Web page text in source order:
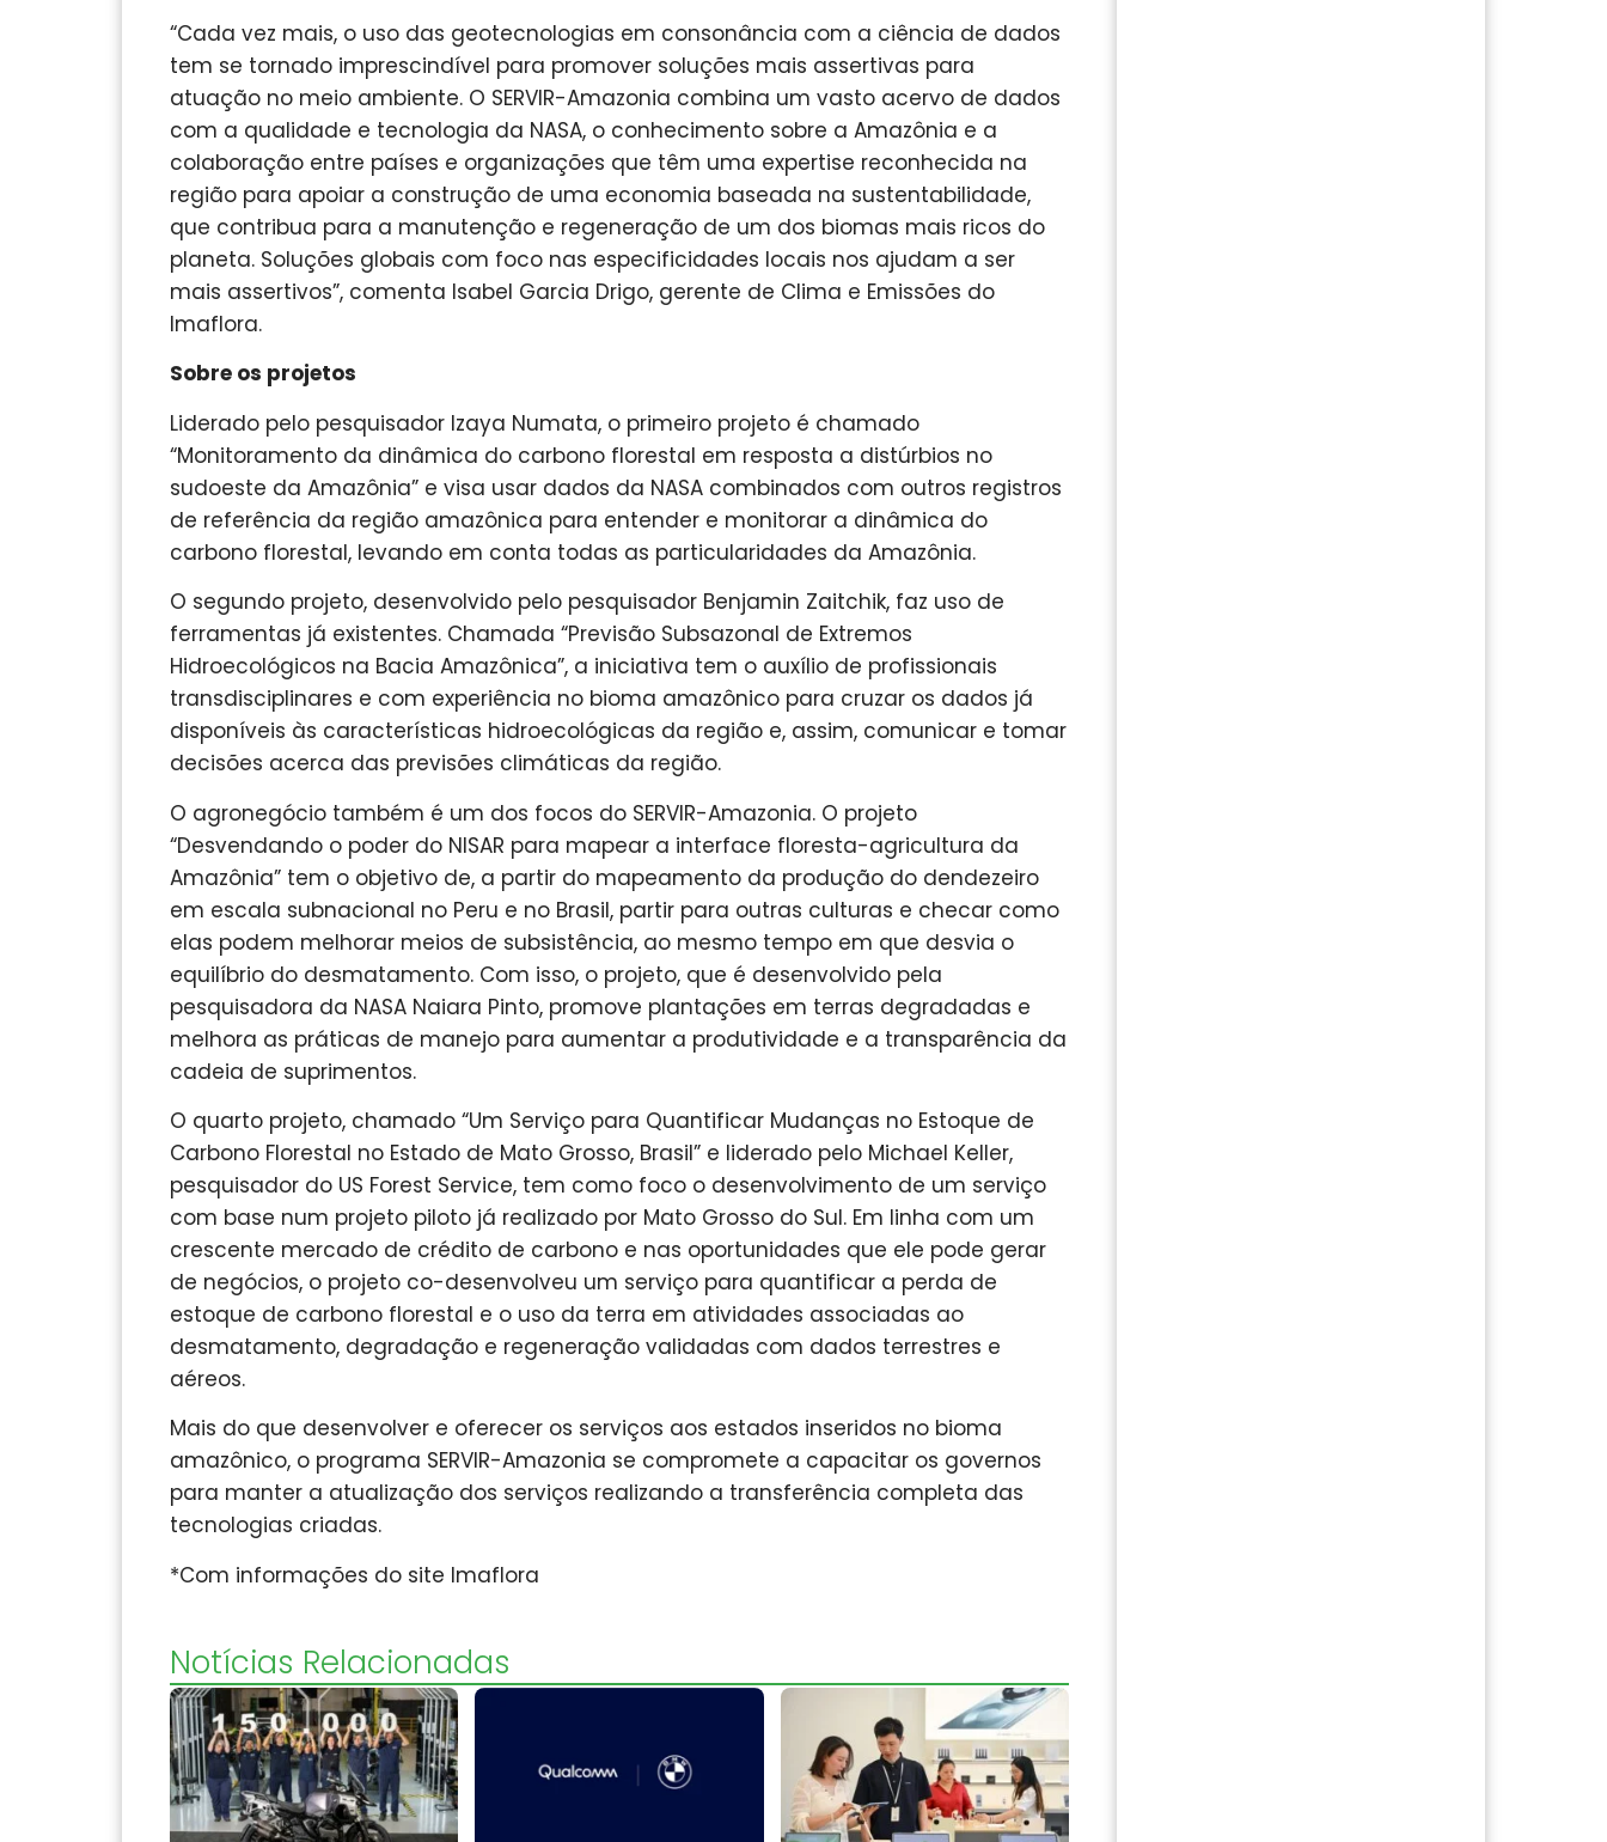
“Cada vez mais, o uso das geotecnologias em consonância com a ciência de dados
tem se tornado imprescindível para promover soluções mais assertivas para
atuação no meio ambiente. O SERVIR-Amazonia combina um vasto acervo de dados
com a qualidade e tecnologia da NASA, o conhecimento sobre a Amazônia e a
colaboração entre países e organizações que têm uma expertise reconhecida na
região para apoiar a construção de uma economia baseada na sustentabilidade,
que contribua para a manutenção e regeneração de um dos biomas mais ricos do
planeta. Soluções globais com foco nas especificidades locais nos ajudam a ser
mais assertivos”, comenta Isabel Garcia Drigo, gerente de Clima e Emissões do
Imaflora.
Sobre os projetos
Liderado pelo pesquisador Izaya Numata, o primeiro projeto é chamado
“Monitoramento da dinâmica do carbono florestal em resposta a distúrbios no
sudoeste da Amazônia” e visa usar dados da NASA combinados com outros registros
de referência da região amazônica para entender e monitorar a dinâmica do
carbono florestal, levando em conta todas as particularidades da Amazônia.
O segundo projeto, desenvolvido pelo pesquisador Benjamin Zaitchik, faz uso de
ferramentas já existentes. Chamada “Previsão Subsazonal de Extremos
Hidroecológicos na Bacia Amazônica”, a iniciativa tem o auxílio de profissionais
transdisciplinares e com experiência no bioma amazônico para cruzar os dados já
disponíveis às características hidroecológicas da região e, assim, comunicar e tomar
decisões acerca das previsões climáticas da região.
O agronegócio também é um dos focos do SERVIR-Amazonia. O projeto
“Desvendando o poder do NISAR para mapear a interface floresta-agricultura da
Amazônia” tem o objetivo de, a partir do mapeamento da produção do dendezeiro
em escala subnacional no Peru e no Brasil, partir para outras culturas e checar como
elas podem melhorar meios de subsistência, ao mesmo tempo em que desvia o
equilíbrio do desmatamento. Com isso, o projeto, que é desenvolvido pela
pesquisadora da NASA Naiara Pinto, promove plantações em terras degradadas e
melhora as práticas de manejo para aumentar a produtividade e a transparência da
cadeia de suprimentos.
O quarto projeto, chamado “Um Serviço para Quantificar Mudanças no Estoque de
Carbono Florestal no Estado de Mato Grosso, Brasil” e liderado pelo Michael Keller,
pesquisador do US Forest Service, tem como foco o desenvolvimento de um serviço
com base num projeto piloto já realizado por Mato Grosso do Sul. Em linha com um
crescente mercado de crédito de carbono e nas oportunidades que ele pode gerar
de negócios, o projeto co-desenvolveu um serviço para quantificar a perda de
estoque de carbono florestal e o uso da terra em atividades associadas ao
desmatamento, degradação e regeneração validadas com dados terrestres e
aéreos.
Mais do que desenvolver e oferecer os serviços aos estados inseridos no bioma
amazônico, o programa SERVIR-Amazonia se compromete a capacitar os governos
para manter a atualização dos serviços realizando a transferência completa das
tecnologias criadas.
*Com informações do site Imaflora
Notícias Relacionadas